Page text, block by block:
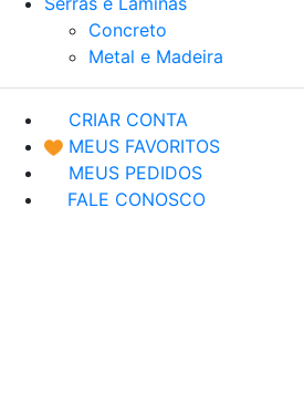
Concreto
Metal e Madeira
CRIAR CONTA
MEUS FAVORITOS
MEUS PEDIDOS
FALE CONOSCO